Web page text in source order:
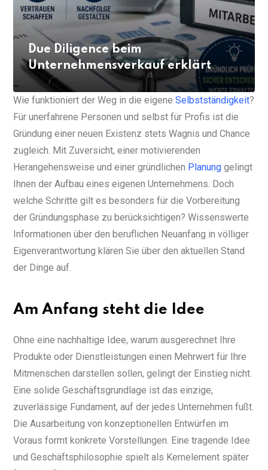
Welche Schritte führen zur
erfolgreichen Selbstständigkeit?
Wie funktioniert der Weg in die eigene Selbstständigkeit?
Für unerfahrene Personen und selbst für Profis ist die
Gründung einer neuen Existenz stets Wagnis und Chance
zugleich. Mit Zuversicht, einer motivierenden
Herangehensweise und einer gründlichen Planung gelingt
Ihnen der Aufbau eines eigenen Unternehmens. Doch
welche Schritte gilt es besonders für die Vorbereitung
der Gründungsphase zu berücksichtigen? Wissenswerte
Informationen über den beruflichen Neuanfang in völliger
Eigenverantwortung klären Sie über den aktuellen Stand
der Dinge auf.
Am Anfang steht die Idee
Ohne eine nachhaltige Idee, warum ausgerechnet Ihre
Produkte oder Dienstleistungen einen Mehrwert für Ihre
Mitmenschen darstellen sollen, gelingt der Einstieg nicht.
Eine solide Geschäftsgrundlage ist das einzige,
zuverlässige Fundament, auf der jedes Unternehmen fußt.
Die Ausarbeitung von konzeptionellen Entwürfen im
Voraus formt konkrete Vorstellungen. Eine tragende Idee
und Geschäftsphilosophie spielt als Kernelement später